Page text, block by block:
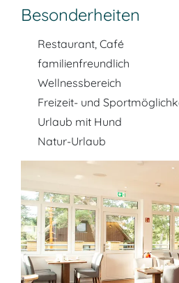
Besonderheiten
Restaurant, Café
familienfreundlich
Wellnessbereich
Freizeit- und
Urlaub mit Hund
Natur-Urlaub